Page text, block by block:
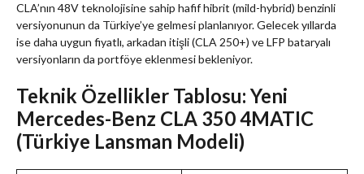
CLA’nın 48V teknolojisine sahip hafif hibrit (mild-hybrid) benzinli
versiyonunun da Türkiye’ye gelmesi planlanıyor. Gelecek yıllarda
ise daha uygun fiyatlı, arkadan itişli (CLA 250+) ve LFP bataryalı
versiyonların da portföye eklenmesi bekleniyor.
Teknik Özellikler Tablosu: Yeni
Mercedes-Benz CLA 350 4MATIC
(Türkiye Lansman Modeli)